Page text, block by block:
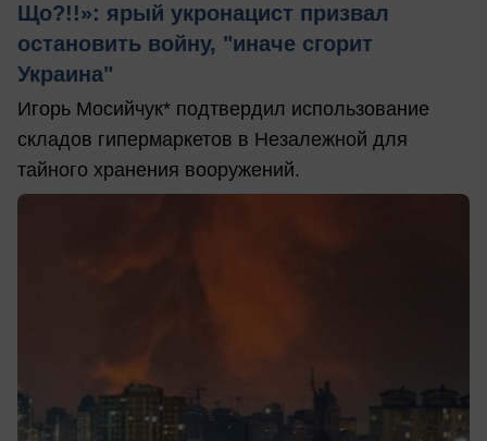
Що?!!»: ярый укронацист призвал
остановить войну, "иначе сгорит
Украина"
Игорь Мосийчук* подтвердил использование
складов гипермаркетов в Незалежной для
тайного хранения вооружений.